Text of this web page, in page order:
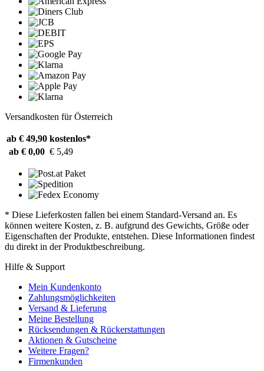
Versandkosten für Österreich
ab € 49,90 kostenlos*
ab € 0,00 € 5,49
* Diese Lieferkosten fallen bei einem Standard-Versand an. Es
können weitere Kosten, z. B. aufgrund des Gewichts, Größe oder
Eigenschaften der Produkte, entstehen. Diese Informationen findest
du direkt in der Produktbeschreibung.
Hilfe & Support
Mein Kundenkonto
Zahlungsmöglichkeiten
Versand & Lieferung
Meine Bestellung
Rücksendungen & Rückerstattungen
Aktionen & Gutscheine
Weitere Fragen?
Firmenkunden